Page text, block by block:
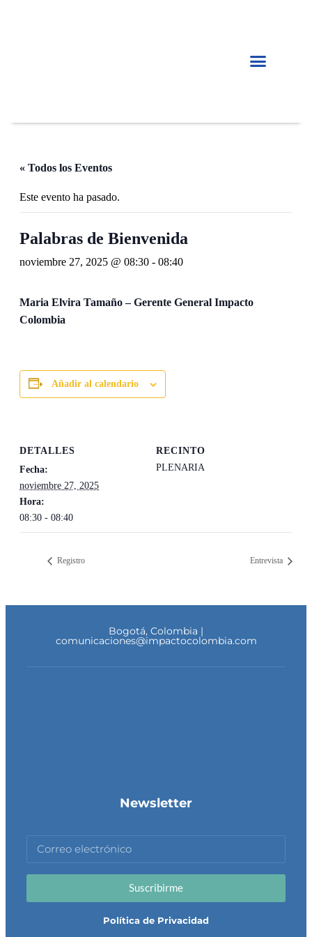
« Todos los Eventos
Este evento ha pasado.
Palabras de Bienvenida
noviembre 27, 2025 @ 08:30 - 08:40
Maria Elvira Tamaño – Gerente General Impacto
Colombia
Añadir al calendario
DETALLES
Fecha:
noviembre 27, 2025
Hora:
08:30 - 08:40
RECINTO
PLENARIA
Registro Entrevista
Bogotá, Colombia |
comunicaciones@impactocolombia.com
Newsletter
Suscribirme
Política de Privacidad